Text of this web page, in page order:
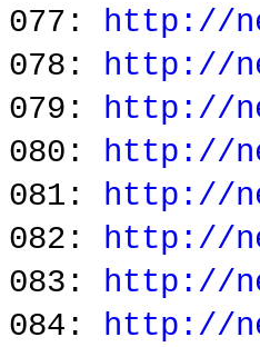
077: http://
078: http://
079: http://
080: http://
081: http://
082: http://
083: http://
084: http://